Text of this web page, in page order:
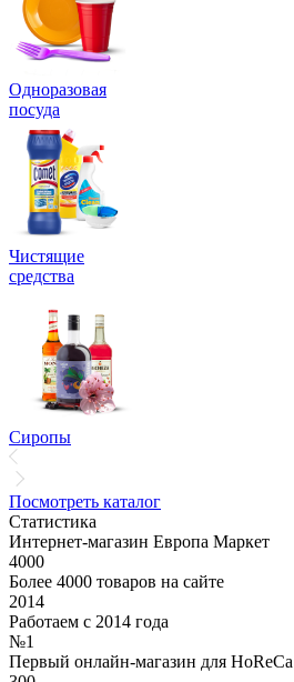
Одноразовая
посуда
Чистящие
средства
Сиропы
Посмотреть каталог
Статистика
Интернет-магазин Европа Маркет
4000
Более 4000 товаров на сайте
2014
Работаем с 2014 года
№1
Первый онлайн-магазин для HoReCa